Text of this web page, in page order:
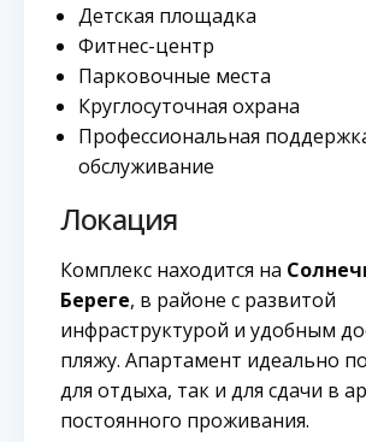
Детская площадка
Фитнес-центр
Парковочные места
Круглосуточная охрана
Профессиональная
обслуживание
Локация
Комплекс находится на
Береге, в районе с развитой
инфраструктурой и удобным
пляжу. Апартамент идеально
для отдыха, так и для сдачи в
постоянного проживания.